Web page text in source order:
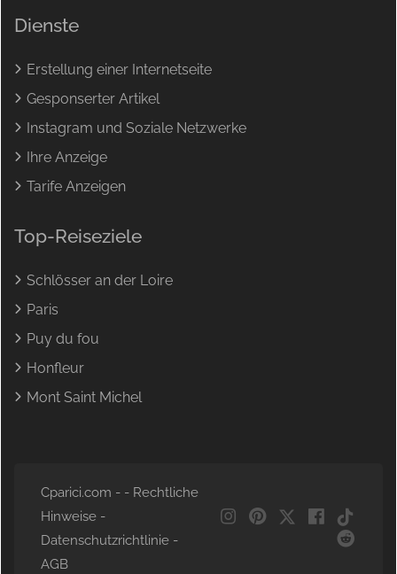
Dienste
Erstellung einer Internetseite
Gesponserter Artikel
Instagram und Soziale Netzwerke
Ihre Anzeige
Tarife Anzeigen
Top-Reiseziele
Schlösser an der Loire
Paris
Puy du fou
Honfleur
Mont Saint Michel
Cparici.com - - Rechtliche
Hinweise -
Datenschutzrichtlinie -
AGB
NL